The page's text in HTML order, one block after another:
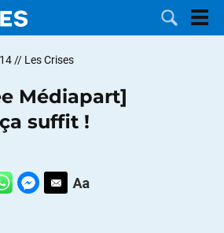
// Les Crises
Médiapart]
suffit !